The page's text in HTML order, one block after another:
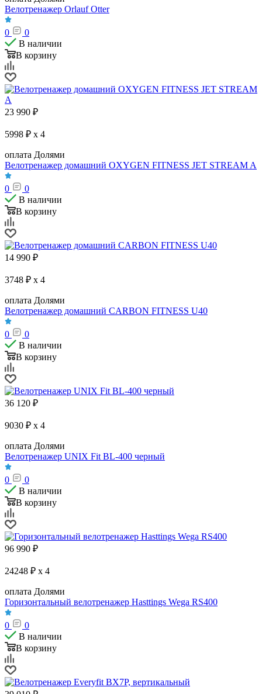
Велотренажер Orlauf Otter
0
0
В наличии
В корзину
23 990 ₽
5998 ₽ x 4
оплата Долями
Велотренажер домашний OXYGEN FITNESS JET STREAM A
0
0
В наличии
В корзину
14 990 ₽
3748 ₽ x 4
оплата Долями
Велотренажер домашний CARBON FITNESS U40
0
0
В наличии
В корзину
36 120 ₽
9030 ₽ x 4
оплата Долями
Велотренажер UNIX Fit BL-400 черный
0
0
В наличии
В корзину
96 990 ₽
24248 ₽ x 4
оплата Долями
Горизонтальный велотренажер Hasttings Wega RS400
0
0
В наличии
В корзину